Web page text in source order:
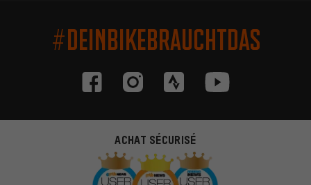
#DEINBIKEBRAUCHTDAS
ACHAT SÉCURISÉ